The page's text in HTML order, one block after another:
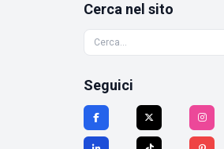
Cerca nel sito
Seguici